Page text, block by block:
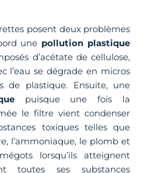
posent deux problèmes
une pollution plastique
d’acétate de cellulose,
l’eau se dégrade en micros
de plastique. Ensuite, une
puisque une fois la
le filtre vient condenser
toxiques telles que
l’ammoniaque, le plomb et
lorsqu’ils atteignent
toutes ses substances